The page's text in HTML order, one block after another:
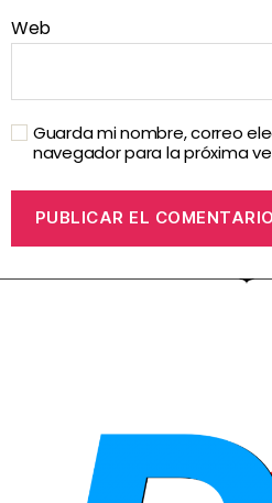
Web
Guarda mi nombre, correo
navegador para la próxima